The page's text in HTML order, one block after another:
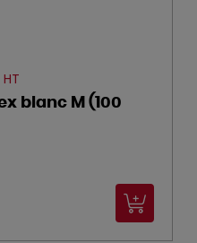
HT
blanc M (100